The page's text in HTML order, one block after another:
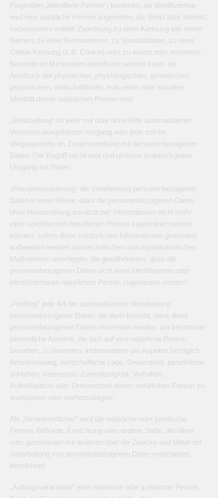
Folgenden „betroffene Person“) beziehen; als identifizierbar
wird eine natürliche Person angesehen, die direkt oder indirekt,
insbesondere mittels Zuordnung zu einer Kennung wie einem
Namen, zu einer Kennnummer, zu Standortdaten, zu einer
Online-Kennung (z.B. Cookie) oder zu einem oder mehreren
besonderen Merkmalen identifiziert werden kann, die
Ausdruck der physischen, physiologischen, genetischen,
psychischen, wirtschaftlichen, kulturellen oder sozialen
Identität dieser natürlichen Person sind.
„Verarbeitung“ ist jeder mit oder ohne Hilfe automatisierter
Verfahren ausgeführten Vorgang oder jede solche
Vorgangsreihe im Zusammenhang mit personenbezogenen
Daten. Der Begriff reicht weit und umfasst praktisch jeden
Umgang mit Daten.
„Pseudonymisierung“ die Verarbeitung personenbezogener
Daten in einer Weise, dass die personenbezogenen Daten
ohne Hinzuziehung zusätzlicher Informationen nicht mehr
einer spezifischen betroffenen Person zugeordnet werden
können, sofern diese zusätzlichen Informationen gesondert
aufbewahrt werden und technischen und organisatorischen
Maßnahmen unterliegen, die gewährleisten, dass die
personenbezogenen Daten nicht einer identifizierten oder
identifizierbaren natürlichen Person zugewiesen werden;
„Profiling“ jede Art der automatisierten Verarbeitung
personenbezogener Daten, die darin besteht, dass diese
personenbezogenen Daten verwendet werden, um bestimmte
persönliche Aspekte, die sich auf eine natürliche Person
beziehen, zu bewerten, insbesondere um Aspekte bezüglich
Arbeitsleistung, wirtschaftliche Lage, Gesundheit, persönliche
Vorlieben, Interessen, Zuverlässigkeit, Verhalten,
Aufenthaltsort oder Ortswechsel dieser natürlichen Person zu
analysieren oder vorherzusagen;
Als „Verantwortlicher“ wird die natürliche oder juristische
Person, Behörde, Einrichtung oder andere Stelle, die allein
oder gemeinsam mit anderen über die Zwecke und Mittel der
Verarbeitung von personenbezogenen Daten entscheidet,
bezeichnet.
„Auftragsverarbeiter“ eine natürliche oder juristische Person,